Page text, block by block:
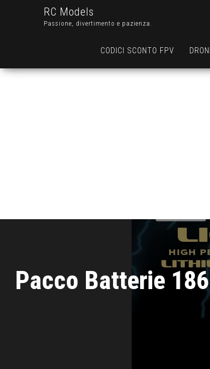
RC Models
Passione, divertimento e pazienza.
CODICI SCONTO FPV DRONI
Pacco Batterie